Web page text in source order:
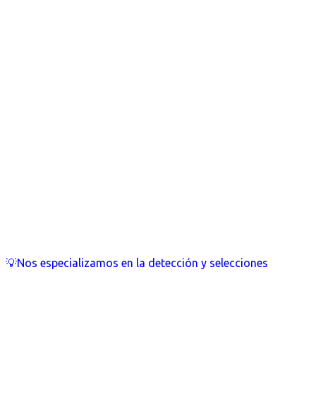
💡Nos especializamos en la detección y selecciones